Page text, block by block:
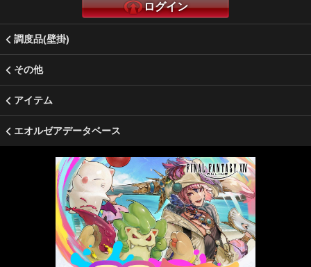
ログイン
調度品(壁掛)
その他
アイテム
エオルゼアデータベース